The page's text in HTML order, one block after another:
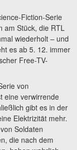
Fiction-Serie
am Stück, die RTL
wiederholt – und
es ab 5. 12. immer
Free-TV-
von
eine verwirrende
gibt es in der
Elektrizität mehr.
Soldaten
die nach dem